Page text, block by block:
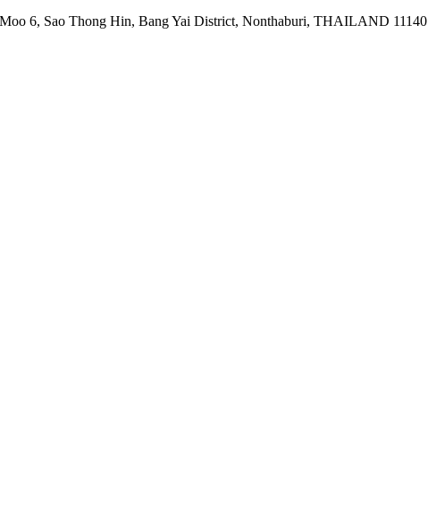
6, Sao Thong Hin, Bang Yai District, Nonthaburi, THAILAND 11140